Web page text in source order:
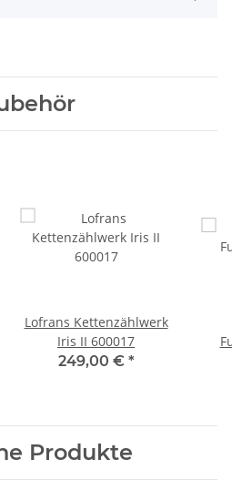
Lofrans Kettenzählwerk
Iris II 600017
249,00 € *
Produkte